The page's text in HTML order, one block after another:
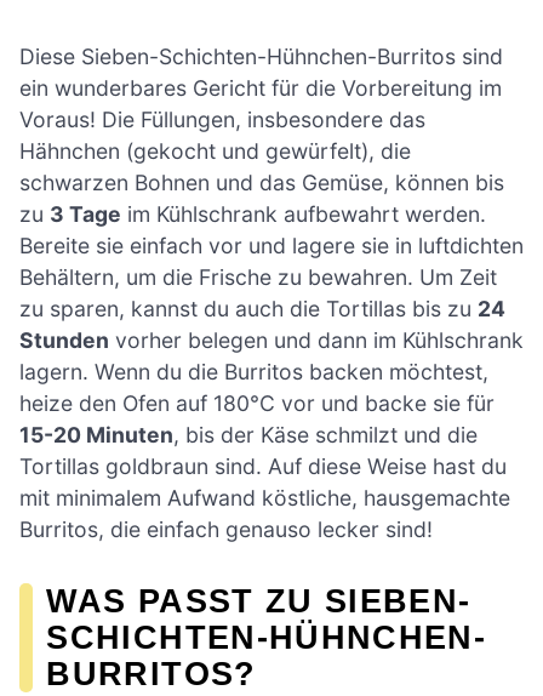
Diese Sieben-Schichten-Hühnchen-Burritos sind
ein wunderbares Gericht für die Vorbereitung im
Voraus! Die Füllungen, insbesondere das
Hähnchen (gekocht und gewürfelt), die
schwarzen Bohnen und das Gemüse, können bis
zu 3 Tage im Kühlschrank aufbewahrt werden.
Bereite sie einfach vor und lagere sie in luftdichten
Behältern, um die Frische zu bewahren. Um Zeit
zu sparen, kannst du auch die Tortillas bis zu 24
Stunden vorher belegen und dann im Kühlschrank
lagern. Wenn du die Burritos backen möchtest,
heize den Ofen auf 180°C vor und backe sie für
15-20 Minuten, bis der Käse schmilzt und die
Tortillas goldbraun sind. Auf diese Weise hast du
mit minimalem Aufwand köstliche, hausgemachte
Burritos, die einfach genauso lecker sind!
WAS PASST ZU SIEBEN-
SCHICHTEN-HÜHNCHEN-
BURRITOS?